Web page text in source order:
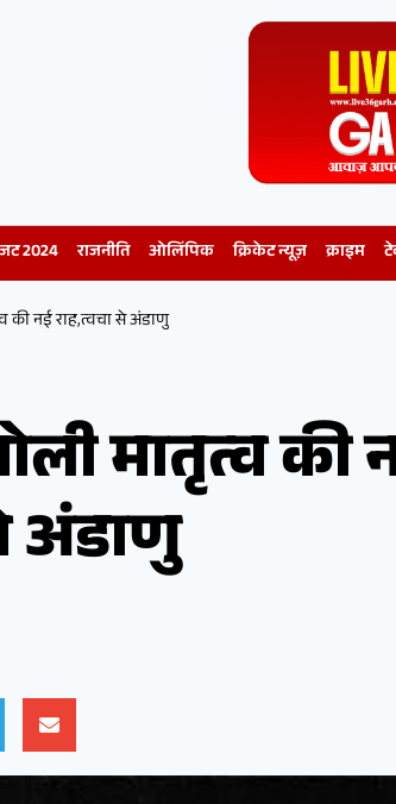
2024 राजनीति ओलिंपिक क्रिकेट न्यूज़ क्राइम
की नई राह,त्वचा से अंडाणु
मातृत्व की
अंडाणु